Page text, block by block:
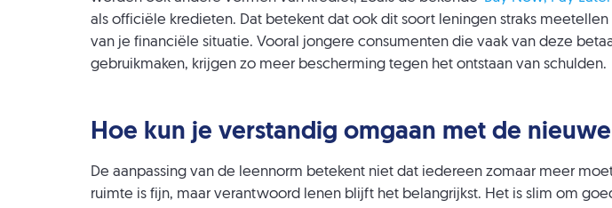
als officiële kredieten. Dat betekent dat ook dit soort leningen straks
van je financiële situatie. Vooral jongere consumenten die vaak van deze
gebruikmaken, krijgen zo meer bescherming tegen het ontstaan van schulden.
Hoe kun je verstandig omgaan met de
De aanpassing van de leennorm betekent niet dat iedereen zomaar meer
ruimte is fijn, maar verantwoord lenen blijft het belangrijkst. Het is slim om